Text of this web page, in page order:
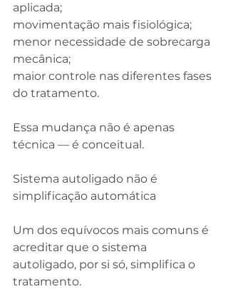
aplicada;
movimentação mais fisiológica;
menor necessidade de sobrecarga
mecânica;
maior controle nas diferentes fases
do tratamento.
Essa mudança não é apenas
técnica — é conceitual.
Sistema autoligado não é
simplificação automática
Um dos equívocos mais comuns é
acreditar que o sistema
autoligado, por si só, simplifica o
tratamento.